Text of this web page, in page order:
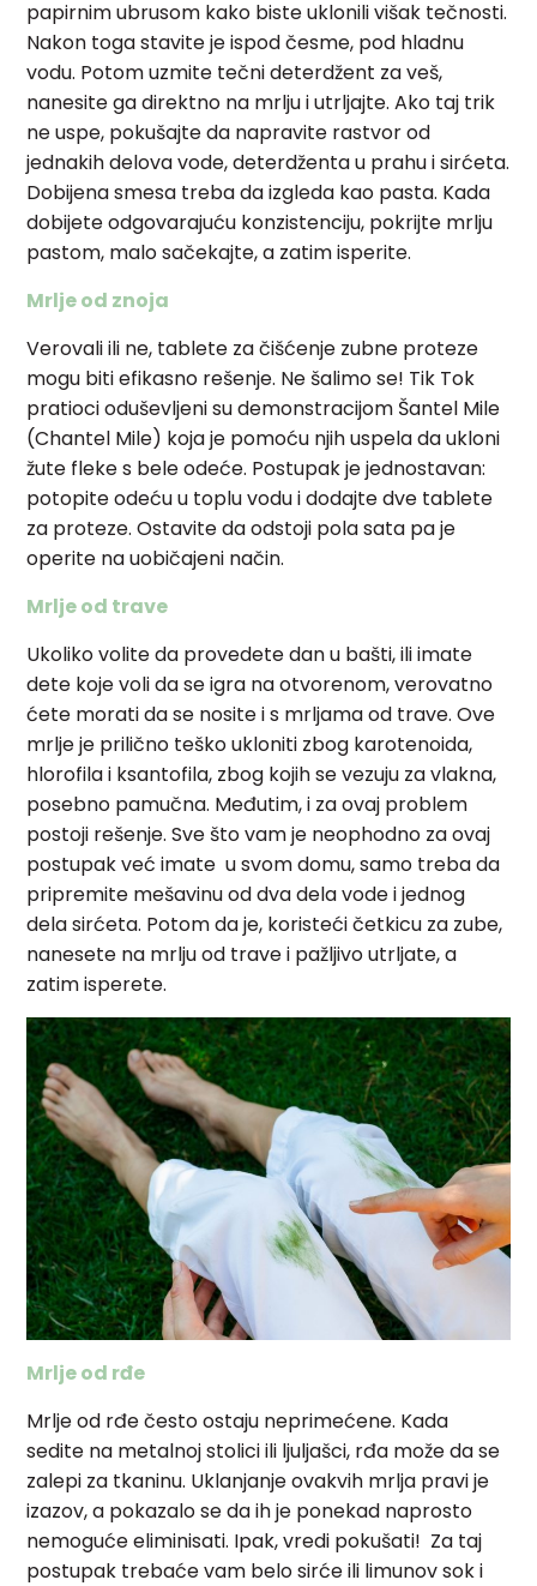
papirnim ubrusom kako biste uklonili višak tečnosti.
Nakon toga stavite je ispod česme, pod hladnu
vodu. Potom uzmite tečni deterdžent za veš,
nanesite ga direktno na mrlju i utrljajte. Ako taj trik
ne uspe, pokušajte da napravite rastvor od
jednakih delova vode, deterdženta u prahu i sirćeta.
Dobijena smesa treba da izgleda kao pasta. Kada
dobijete odgovarajuću konzistenciju, pokrijte mrlju
pastom, malo sačekajte, a zatim isperite.
Mrlje od znoja
Verovali ili ne, tablete za čišćenje zubne proteze
mogu biti efikasno rešenje. Ne šalimo se! Tik Tok
pratioci oduševljeni su demonstracijom Šantel Mile
(Chantel Mile) koja je pomoću njih uspela da ukloni
žute fleke s bele odeće. Postupak je jednostavan:
potopite odeću u toplu vodu i dodajte dve tablete
za proteze. Ostavite da odstoji pola sata pa je
operite na uobičajeni način.
Mrlje od trave
Ukoliko volite da provedete dan u bašti, ili imate
dete koje voli da se igra na otvorenom, verovatno
ćete morati da se nosite i s mrljama od trave. Ove
mrlje je prilično teško ukloniti zbog karotenoida,
hlorofila i ksantofila, zbog kojih se vezuju za vlakna,
posebno pamučna. Međutim, i za ovaj problem
postoji rešenje. Sve što vam je neophodno za ovaj
postupak već imate u svom domu, samo treba da
pripremite mešavinu od dva dela vode i jednog
dela sirćeta. Potom da je, koristeći četkicu za zube,
nanesete na mrlju od trave i pažljivo utrljate, a
zatim isperete.
Mrlje od rđe
Mrlje od rđe često ostaju neprimećene. Kada
sedite na metalnoj stolici ili ljuljašci, rđa može da se
zalepi za tkaninu. Uklanjanje ovakvih mrlja pravi je
izazov, a pokazalo se da ih je ponekad naprosto
nemoguće eliminisati. Ipak, vredi pokušati! Za taj
postupak trebaće vam belo sirće ili limunov sok i